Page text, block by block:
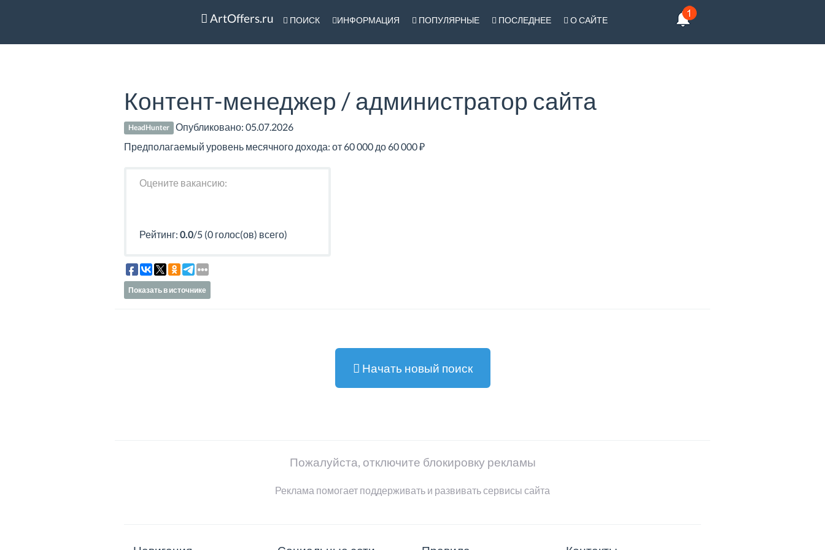
ArtOffers.ru ПОИСК ИНФОРМАЦИЯ ПОПУЛЯРНЫЕ ПОСЛЕДНЕЕ О САЙТЕ
Контент-менеджер / администратор сайта
HeadHunter Опубликовано:05.07.2026
Предполагаемый уровень месячного дохода: от 60 000 до 60 000 ₽
Оцените вакансию:
Рейтинг: 0.0/5 (0 голос(ов) всего)
Показать в источнике
Начать новый поиск
Пожалуйста, отключите блокировку рекламы
Реклама помогает поддерживать и развивать сервисы сайта